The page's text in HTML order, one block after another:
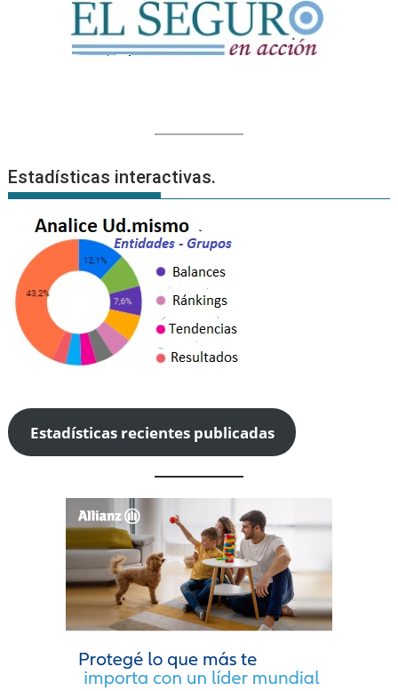
Estadísticas interactivas.
Estadísticas recientes publicadas